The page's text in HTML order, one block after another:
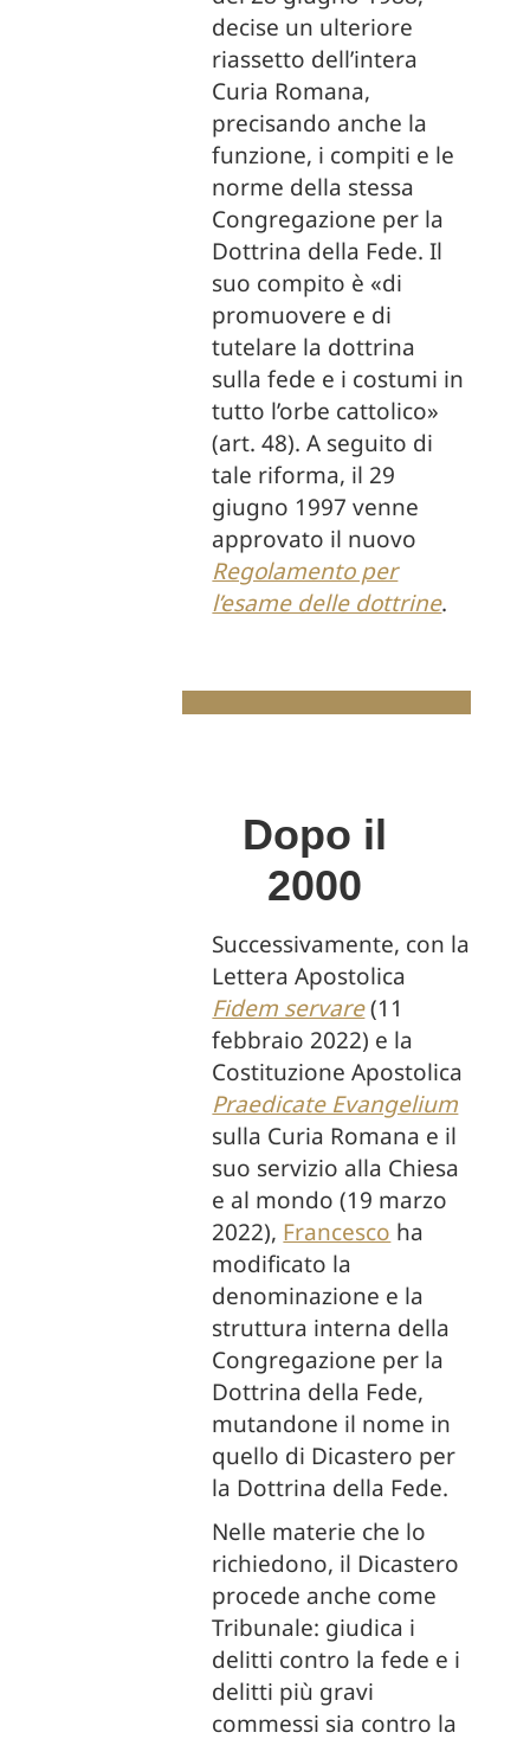
decise un ulteriore
riassetto dell’intera
Curia Romana,
precisando anche la
funzione, i compiti e le
norme della stessa
Congregazione per la
Dottrina della Fede. Il
suo compito è «di
promuovere e di
tutelare la dottrina
sulla fede e i costumi in
tutto l’orbe cattolico»
(art. 48). A seguito di
tale riforma, il 29
giugno 1997 venne
approvato il nuovo
Regolamento per
l’esame delle dottrine.
Dopo il
2000
Successivamente, con la
Lettera Apostolica
Fidem servare(11
febbraio 2022) e la
Costituzione Apostolica
Praedicate Evangelium
sulla Curia Romana e il
suo servizio alla Chiesa
e al mondo (19 marzo
2022), Francesco ha
modificato la
denominazione e la
struttura interna della
Congregazione per la
Dottrina della Fede,
mutandone il nome in
quello di Dicastero per
la Dottrina della Fede.
Nelle materie che lo
richiedono, il Dicastero
procede anche come
Tribunale: giudica i
delitti contro la fede e i
delitti più gravi
commessi sia contro la